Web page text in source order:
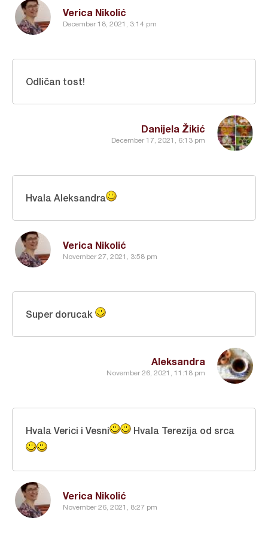
Verica Nikolić
December 18, 2021, 3:14 pm
Danijela Žikić
December 17, 2021, 6:13 pm
Odličan tost!
Verica Nikolić
November 27, 2021, 3:58 pm
Hvala Aleksandra
Aleksandra
November 26, 2021, 11:18 pm
Super dorucak
Verica Nikolić
November 26, 2021, 8:27 pm
Hvala Verici i Vesni Hvala Terezija od srca